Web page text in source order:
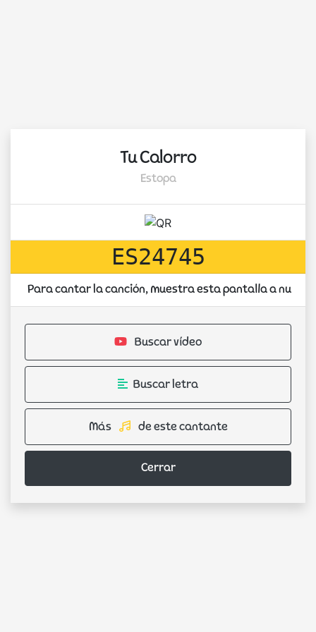
Tu Calorro
Estopa
ES24745
Para cantar la canción, muestra esta pantalla a
Buscar vídeo
Buscar letra
Más de este cantante
Cerrar